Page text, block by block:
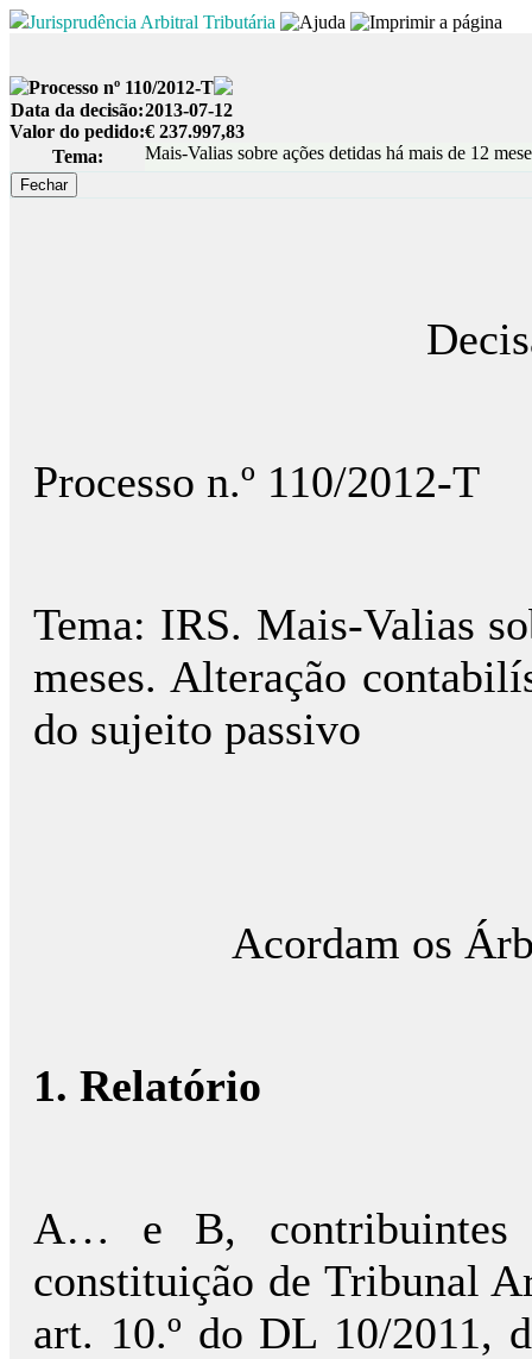
Jurisprudência Arbitral Tributária
Processo nº 110/2012-T
Data da decisão:2013-07-12
Valor do pedido:€ 237.997,83
Tema:
Mais-Valias sobre ações detidas há mais de 12
Processo n.º 110/2012-T
Tema: IRS. Mais-Valias
meses. Alteração
do sujeito passivo
Acordam os
1. Relatório
A… e B,
constituição de Tribunal
art. 10.º do DL 10/2011,